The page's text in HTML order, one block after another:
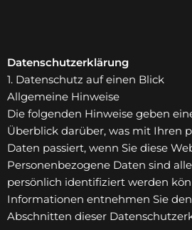
Datenschutz­erklärung
1. Datenschutz auf einen Blick
Allgemeine Hinweise
Die folgenden Hinweise geben
Überblick darüber, was mit Ihren
Daten passiert, wenn Sie diese
Personenbezogene Daten sind
persönlich identifiziert werden
Informationen entnehmen Sie
Abschnitten dieser